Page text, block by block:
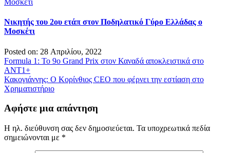
Νικητής του 2ου ετάπ στον Ποδηλατικό Γύρο Ελλάδας ο
Μοσκέτι
Posted on: 28 Απριλίου, 2022
Πλοήγηση
άρθρων
Formula 1: Το 9o Grand Prix στον Καναδά αποκλειστικά στο
ΑΝΤ1+
Κακογιάννης: Ο Κορίνθιος CEO που φέρνει την εστίαση στο
Χρηματιστήριο
Αφήστε μια απάντηση
Η ηλ. διεύθυνση σας δεν δημοσιεύεται. Τα υποχρεωτικά πεδία
σημειώνονται με *